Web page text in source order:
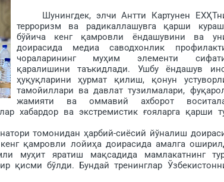
Шунингдек, элчи Антти Картунен
терроризм ва радикаллашувга қарши
бўйича кенг қамровли ёндашувини ва
доирасида медиа саводхонлик
чораларининг муҳим элементи
қаралишини таъкидлади. Ушбу ёндашув
ҳуқуқларини ҳурмат қилиш, қонун
тамойиллари ва давлат тузилмалари,
жамияти ва оммавий ахборот
хабардор ва экстремистик ғояларга қарши
томонидан ҳарбий-сиёсий йўналиш
қамровли лойиҳа доирасида амалга
муҳит яратиш мақсадида мамлакатнинг
қисми бўлди. Бундай тренинглар